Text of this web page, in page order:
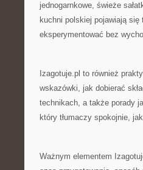
jednogarnkowe, świeże
kuchni polskiej pojawiają
eksperymentować bez
Izagotuje.pl to również
wskazówki, jak dobierać
technikach, a także porady
który tłumaczy spokojnie,
Ważnym elementem